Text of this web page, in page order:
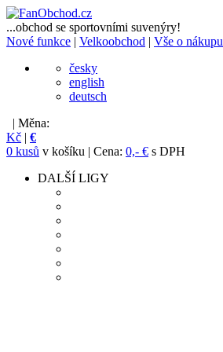
...obchod se sportovními suvenýry!
Nové funkce | Velkoobchod | Vše o nákupu
česky
english
deutsch
| Měna:
Kč | €
0 kusů v košíku | Cena: 0,- € s DPH
DALŠÍ LIGY